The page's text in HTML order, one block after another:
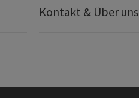
Kontakt & Über uns